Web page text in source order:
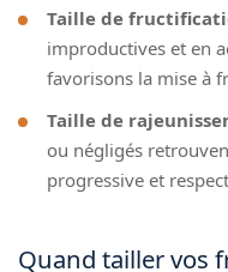
Taille de
improductives et en
favorisons la mise à
Taille de
ou négligés
progressive et
Quand tailler vos